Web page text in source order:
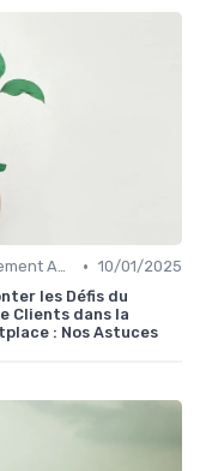
Engagement Acheteurs • 10/01/2025
les Défis du
Clients dans la
: Nos Astuces